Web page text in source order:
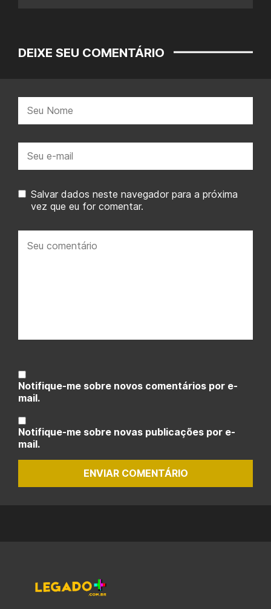
DEIXE SEU COMENTÁRIO
mail:
Salvar dados neste navegador para a próxima
vez que eu for comentar.
comentário:
Notifique-me sobre novos comentários por e-
mail.
Notifique-me sobre novas publicações por e-
mail.
ENVIAR COMENTÁRIO